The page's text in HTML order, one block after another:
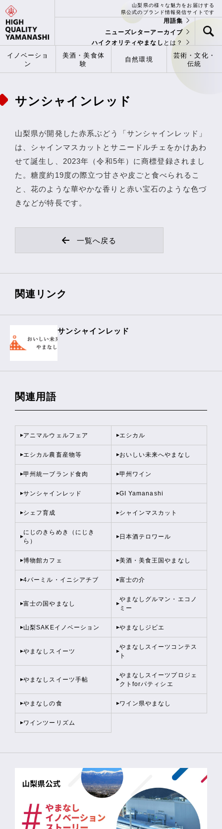
山梨県の様々な魅力をお届けする
県公式のブランド情報発信サイトです
用語集
ニューズレターアーカイブ
ハイクオリティやまなし とは？
イノベーショ
ン
美酒・美食体
験
自然環境
芸術・文化・
伝統
サンシャインレッド
山梨県が開発した赤系ぶどう「サンシャインレッド」
は、シャインマスカットとサニードルチェをかけあわ
せて誕生し、2023年（令和5年）に商標登録されまし
た。糖度約19度の際立つ甘さや皮ごと食べられるこ
と、花のような華やかな香りと赤い宝石のような色づ
きなどが特長です。
一覧へ戻る
関連リンク
サンシャインレッド
関連用語
アニマルウェルフェア エシカル
エシカル農畜産物等 おいしい未来へやまなし
甲州統一ブランド食肉 甲州ワイン
サンシャインレッド GI Yamanashi
シェフ育成 シャインマスカット
にじのきらめき（にじき
ら）
日本酒テロワール
博物館カフェ 美酒・美食王国やまなし
4パーミル・イニシアチブ 富士の介
富士の国やまなし
やまなしグルマン・エコノ
ミー
山梨SAKEイノベーション やまなしジビエ
やまなしスイーツ
やまなしスイーツコンテス
ト
やまなしスイーツ手帖
やまなしスイーツプロジェ
クトforパティシエ
やまなしの食 ワイン県やまなし
ワインツーリズム